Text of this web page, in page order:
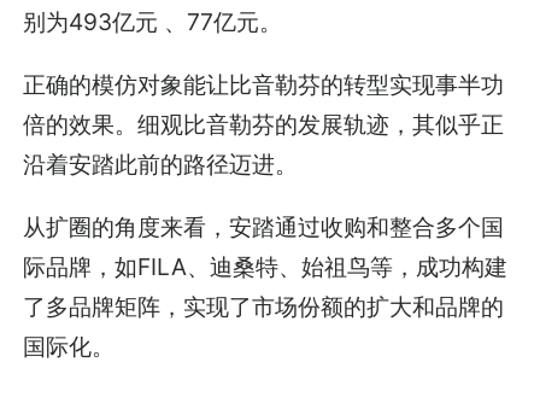
别为493亿元 、77亿元。
正确的模仿对象能让比音勒芬的转型实现事半功
倍的效果。细观比音勒芬的发展轨迹，其似乎正
沿着安踏此前的路径迈进。
从扩圈的角度来看，安踏通过收购和整合多个国
际品牌，如FILA、迪桑特、始祖鸟等，成功构建
了多品牌矩阵，实现了市场份额的扩大和品牌的
国际化。